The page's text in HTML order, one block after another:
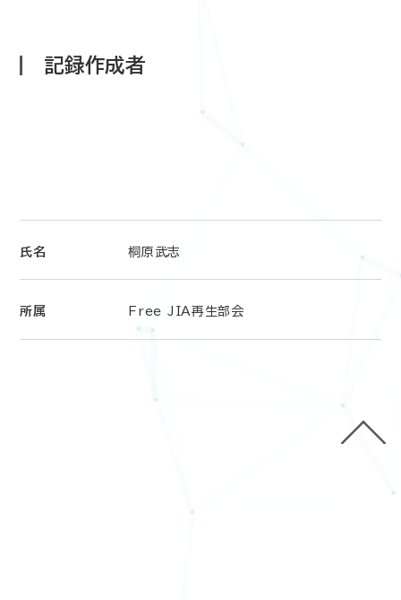
記録作成者
氏名 桐原武志
所属 Free JIA再生部会